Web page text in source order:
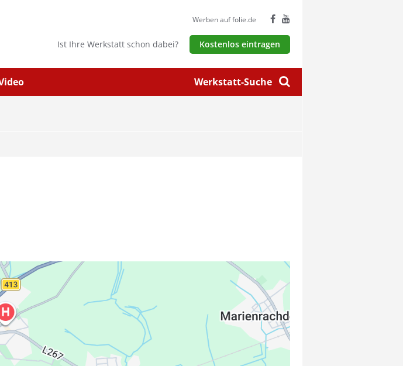
Werkstatt-Suche
Werben auf folie.de
Ist Ihre Werkstatt schon dabei? Kostenlos eintragen